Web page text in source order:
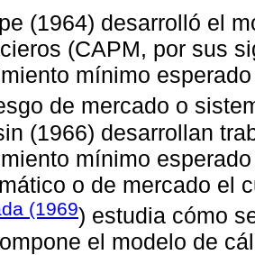
(1964) desarrolló el
(CAPM, por sus
mínimo
de mercado o
(1966) desarrollan
mínimo
o de mercado el
(1969) estudia cómo
el modelo de